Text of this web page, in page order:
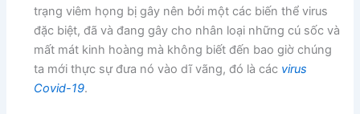
trạng viêm họng bị gây nên bởi một các biến thể virus
đặc biệt, đã và đang gây cho nhân loại những cú sốc và
mất mát kinh hoàng mà không biết đến bao giờ chúng
ta mới thực sự đưa nó vào dĩ vãng, đó là các virus
Covid-19.